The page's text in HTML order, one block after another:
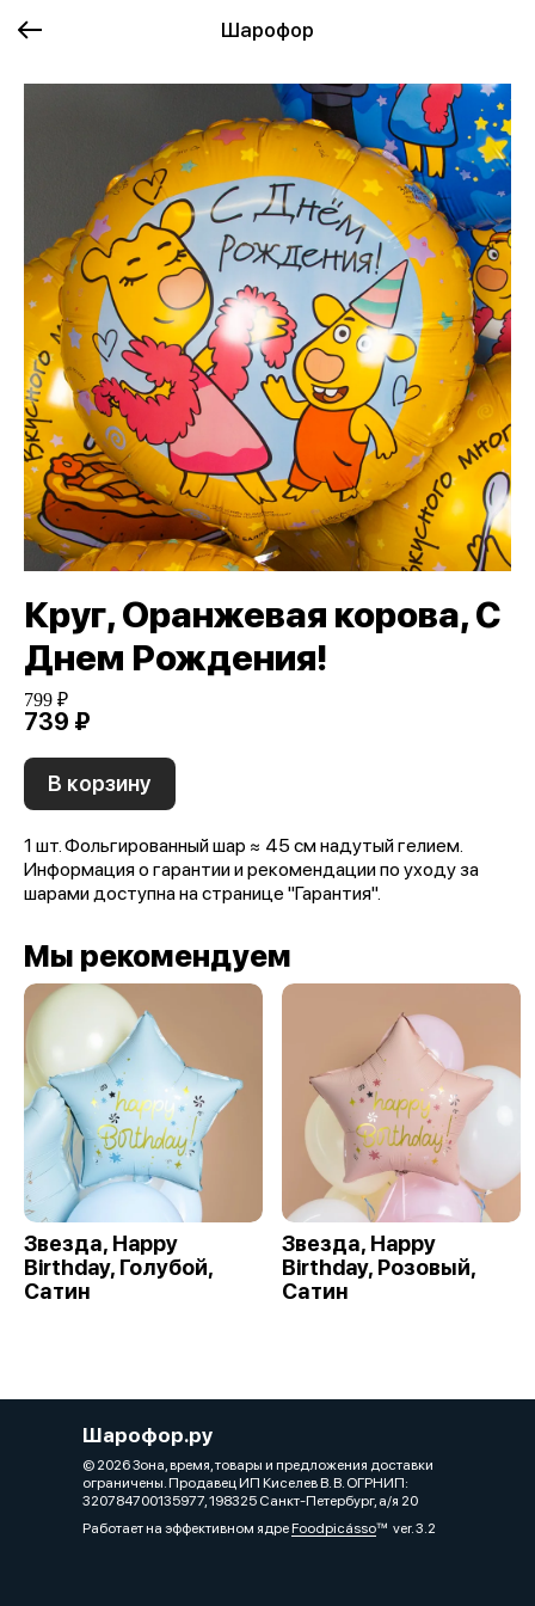
Шарофор
Круг, Оранжевая корова, С
Днем Рождения!
799 ₽
739 ₽
В корзину
1 шт. Фольгированный шар ≈ 45 см надутый гелием.
Информация о гарантии и рекомендации по уходу за
шарами доступна на странице "Гарантия".
Мы рекомендуем
Звезда, Happy
Birthday, Голубой,
Сатин
Звезда, Happy
Birthday, Розовый,
Сатин
Шарофор.ру
© 2026 Зона, время, товары и предложения доставки
ограничены. Продавец ИП Киселев В. В. ОГРНИП:
320784700135977, 198325 Санкт-Петербург, а/я 20
Работает на эффективном ядреFoodpicássover. 3.2